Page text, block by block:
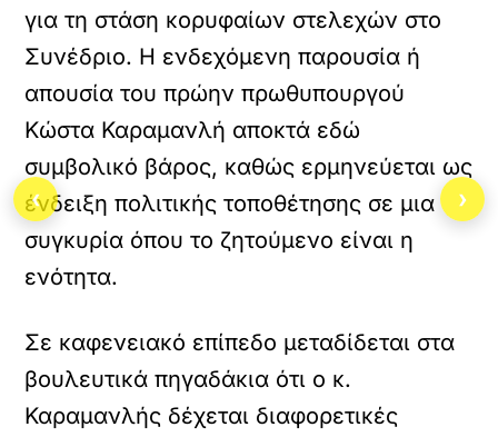
για τη στάση κορυφαίων στελεχών στο
Συνέδριο. Η ενδεχόμενη παρουσία ή
απουσία του πρώην πρωθυπουργού
Κώστα Καραμανλή αποκτά εδώ
συμβολικό βάρος, καθώς ερμηνεύεται ως
ένδειξη πολιτικής τοποθέτησης σε μια
συγκυρία όπου το ζητούμενο είναι η
ενότητα.
Σε καφενειακό επίπεδο μεταδίδεται στα
βουλευτικά πηγαδάκια ότι ο κ.
Καραμανλής δέχεται διαφορετικές
‹ ›